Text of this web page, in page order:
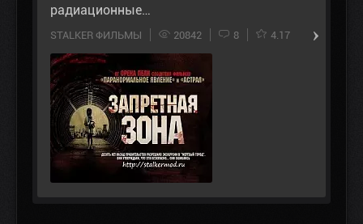
радиационные…
STALKER ФИЛЬМЫ 20842 8 4.17